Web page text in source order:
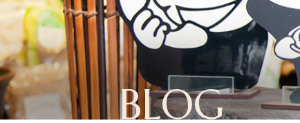
BLOG